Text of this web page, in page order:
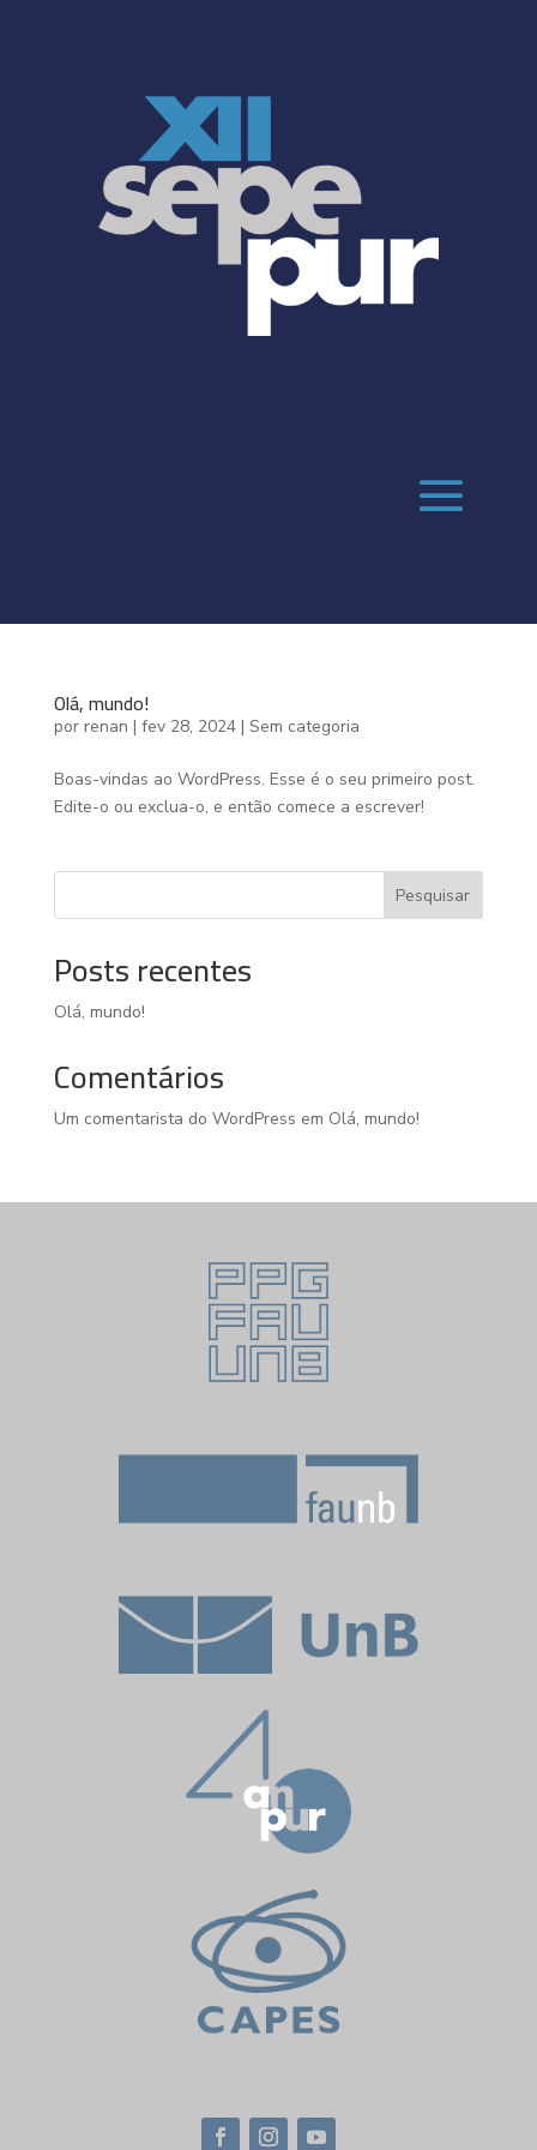
Olá, mundo!
por renan | fev 28, 2024| Sem categoria
Boas-vindas ao WordPress. Esse é o seu primeiro post.
Edite-o ou exclua-o, e então comece a escrever!
Pesquisar
Posts recentes
Olá, mundo!
Comentários
Um comentarista do WordPress em Olá, mundo!